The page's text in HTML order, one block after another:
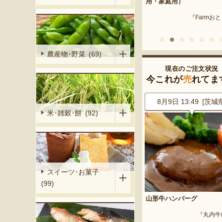
農産物･野菜 (69)
米･雑穀･餅 (92)
スイーツ･お菓子
(99)
フデザイン』
『Farmおとらふ』 『肉匠え
現在のご注文状況
今これが売れてま
・家庭用）
たか果樹園』
8月9日 13:49 [茨城県]
山形牛ハンバーグ
『丸内牛肉店』
8月9日 13:28 [茨城
山形県産 庄内柿
『戸